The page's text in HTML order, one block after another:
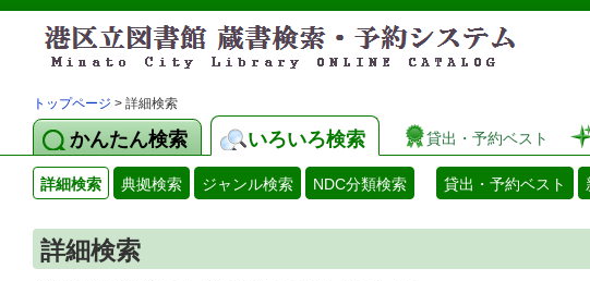
港区立図
トップページ > 詳細検索
かんたん検索 いろいろ検索 貸出・予約ベスト
詳細検索 典拠検索 ジャンル検索 NDC分類検索 貸出・予約ベスト
詳細検索